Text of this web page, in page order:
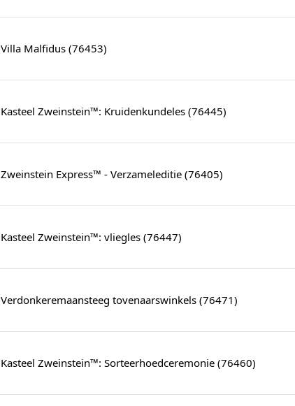
Villa Malfidus (76453)
Kasteel Zweinstein™: Kruidenkundeles (76445)
Zweinstein Express™ - Verzameleditie (76405)
Kasteel Zweinstein™: vliegles (76447)
Verdonkeremaansteeg tovenaarswinkels (76471)
Kasteel Zweinstein™: Sorteerhoedceremonie (76460)